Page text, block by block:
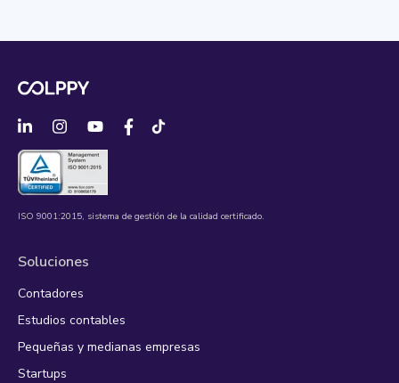
ISO 9001:2015, sistema de gestión de la calidad certificado.
Soluciones
Contadores
Estudios contables
Pequeñas y medianas empresas
Startups